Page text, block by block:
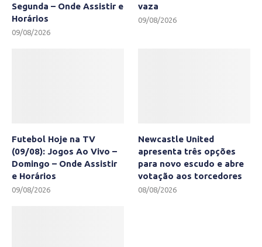
Segunda – Onde Assistir e
Horários
09/08/2026
vaza
09/08/2026
Futebol Hoje na TV
(09/08): Jogos Ao Vivo –
Domingo – Onde Assistir
e Horários
09/08/2026
Newcastle United
apresenta três opções
para novo escudo e abre
votação aos torcedores
08/08/2026